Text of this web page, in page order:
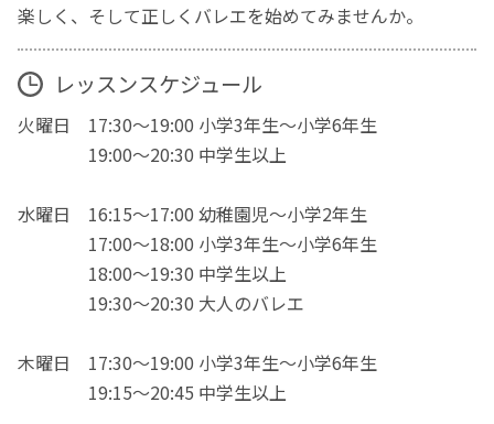
楽しく、そして正しくバレエを始めてみませんか。
レッスンスケジュール
火曜日 17:30〜19:00 小学3年生〜小学6年生
19:00〜20:30 中学生以上
水曜日 16:15〜17:00 幼稚園児〜小学2年生
17:00〜18:00 小学3年生〜小学6年生
18:00〜19:30 中学生以上
19:30〜20:30 大人のバレエ
木曜日 17:30〜19:00 小学3年生〜小学6年生
19:15〜20:45 中学生以上